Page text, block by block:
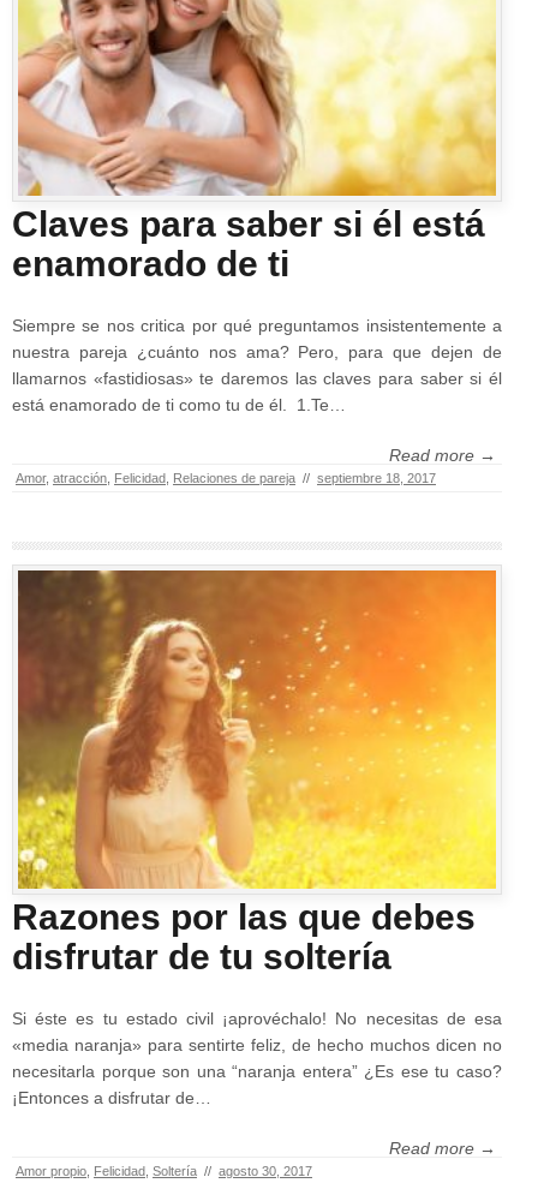
Claves para saber si él está
enamorado de ti
Siempre se nos critica por qué preguntamos insistentemente a
nuestra pareja ¿cuánto nos ama? Pero, para que dejen de
llamarnos «fastidiosas» te daremos las claves para saber si él
está enamorado de ti como tu de él. 1.Te…
Read more →
Amor, atracción Felicidad Relaciones de pareja // septiembre 18, 2017
Razones por las que debes
disfrutar de tu soltería
Si éste es tu estado civil ¡aprovéchalo! No necesitas de esa
«media naranja» para sentirte feliz, de hecho muchos dicen no
necesitarla porque son una “naranja entera” ¿Es ese tu caso?
¡Entonces a disfrutar de…
Read more →
Amor propio Felicidad Soltería // agosto 30, 2017